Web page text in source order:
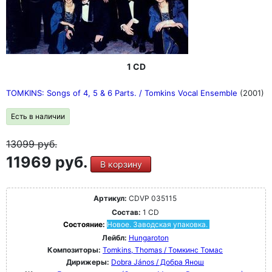
1 CD
TOMKINS: Songs of 4, 5 & 6 Parts. / Tomkins Vocal Ensemble (2001)
Есть в наличии
13099руб.
11969 руб. В корзину
Артикул: CDVP 035115
Состав: 1 CD
Состояние: Новое. Заводская упаковка.
Лейбл: Hungaroton
Композиторы: Tomkins, Thomas / Томкинс Томас
Дирижеры: Dobra János / Добра Янош